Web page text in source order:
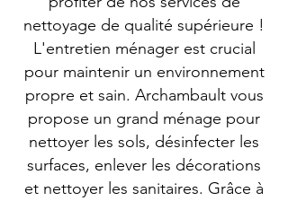
nettoyage de qualité supérieure !
L'entretien ménager est crucial
pour maintenir un environnement
propre et sain. Archambault vous
propose un grand ménage pour
nettoyer les sols, désinfecter les
surfaces, enlever les décorations
et nettoyer les sanitaires. Grâce à